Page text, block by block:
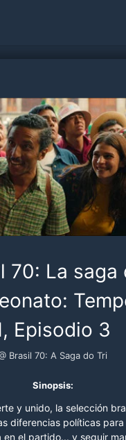
70: La saga
Episodio 3
Brasil 70: A Saga do Tri
Sinopsis:
y unido, la selección
diferencias políticas
en el partido... y seguir